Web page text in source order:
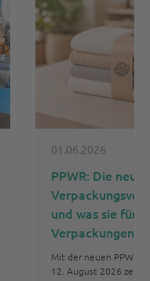
01.06.2026
PPWR: Die neue
und was sie für
Verpackungen
Mit der neuen PPWR
12. August 2026